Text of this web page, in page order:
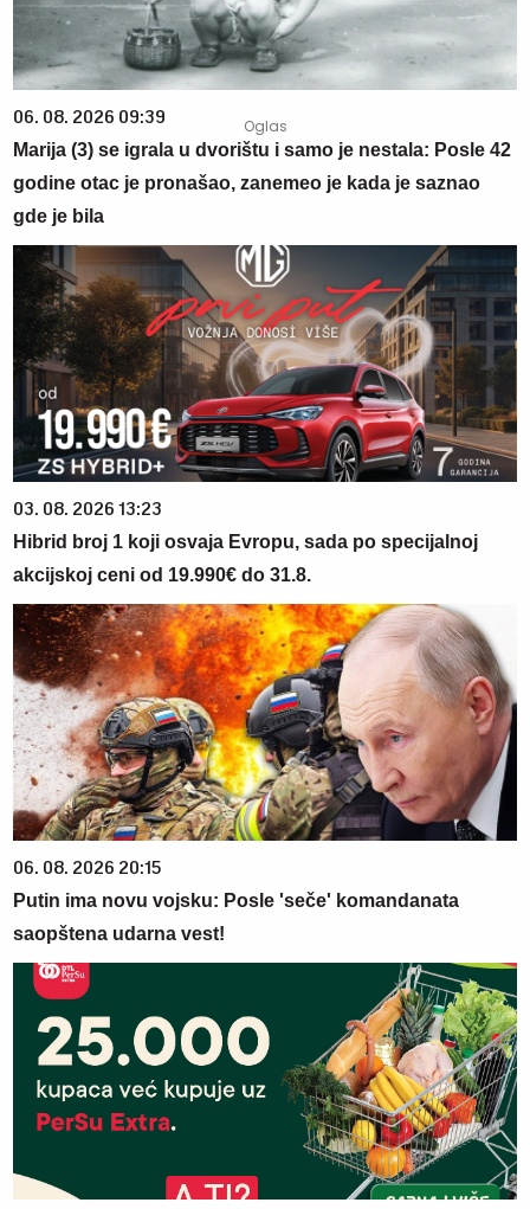
06. 08. 2026 09:39
Marija (3) se igrala u dvorištu i samo je nestala: Posle 42
godine otac je pronašao, zanemeo je kada je saznao
gde je bila
03. 08. 2026 13:23
Hibrid broj 1 koji osvaja Evropu, sada po specijalnoj
akcijskoj ceni od 19.990€ do 31.8.
06. 08. 2026 20:15
Putin ima novu vojsku: Posle 'seče' komandanata
saopštena udarna vest!